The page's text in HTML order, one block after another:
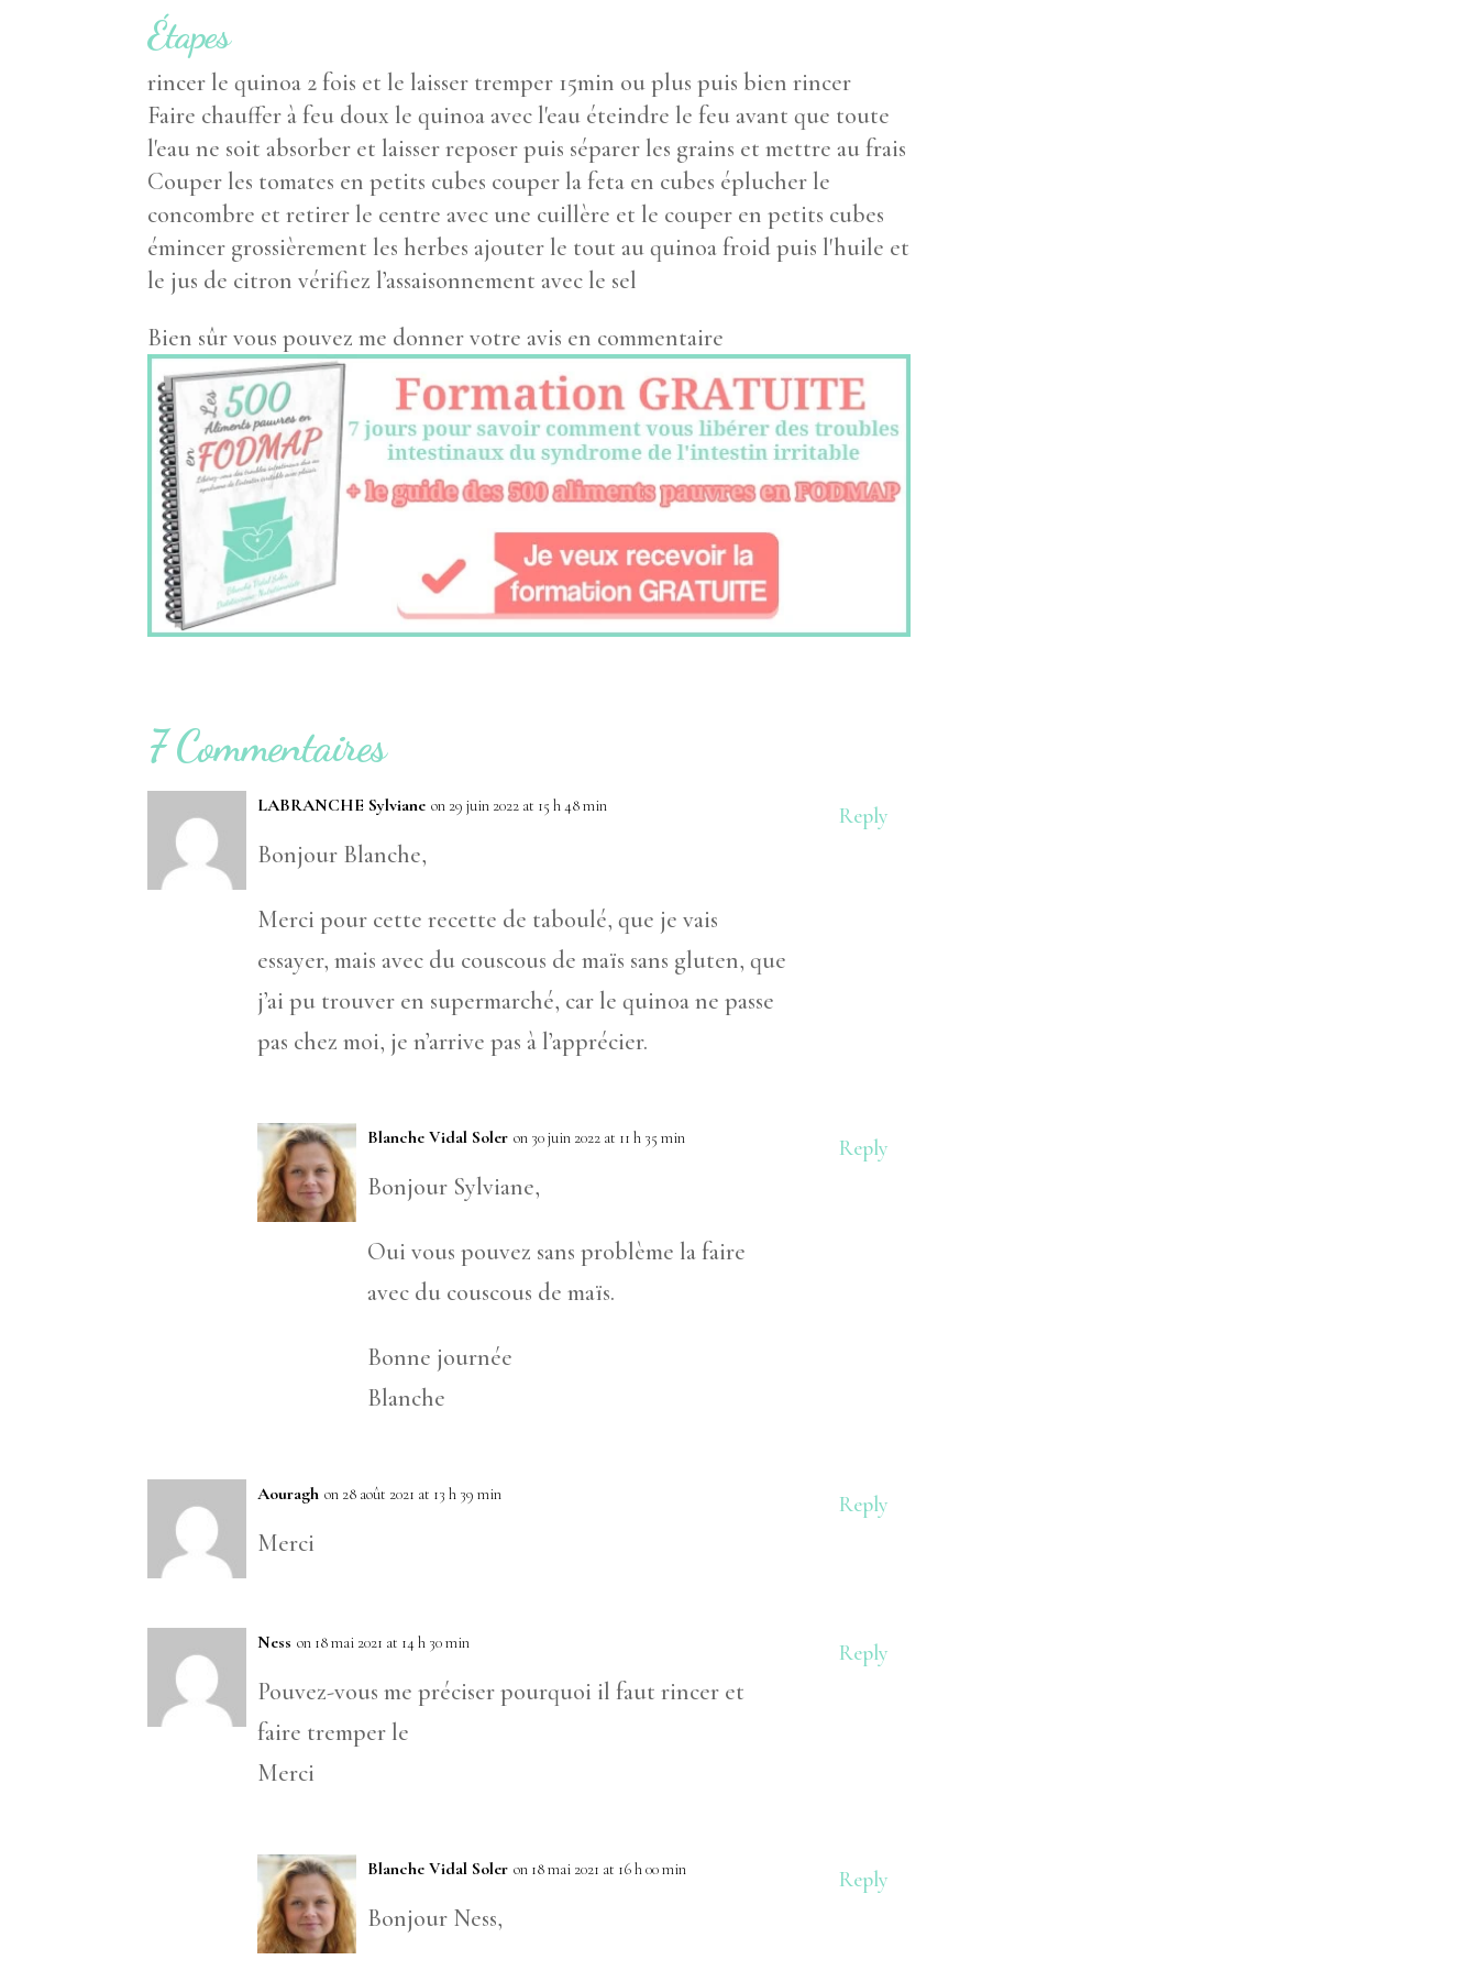
Étapes
rincer le quinoa 2 fois et le laisser tremper 15min ou plus puis bien rincer
Faire chauffer à feu doux le quinoa avec l'eau éteindre le feu avant que toute
l'eau ne soit absorber et laisser reposer puis séparer les grains et mettre au frais
Couper les tomates en petits cubes couper la feta en cubes éplucher le
concombre et retirer le centre avec une cuillère et le couper en petits cubes
émincer grossièrement les herbes ajouter le tout au quinoa froid puis l'huile et
le jus de citron vérifiez l’assaisonnement avec le sel
Bien sûr vous pouvez me donner votre avis en commentaire
7 Commentaires
LABRANCHE Sylviane on 29 juin 2022 at 15 h 48 min
Bonjour Blanche,
Merci pour cette recette de taboulé, que je vais
essayer, mais avec du couscous de maïs sans gluten, que
j’ai pu trouver en supermarché, car le quinoa ne passe
pas chez moi, je n’arrive pas à l’apprécier.
Reply
Blanche Vidal Soler on 30 juin 2022 at 11 h 35 min
Bonjour Sylviane,
Oui vous pouvez sans problème la faire
avec du couscous de maïs.
Bonne journée
Blanche
Reply
Aouragh on 28 août 2021 at 13 h 39 min
Merci
Reply
Ness on 18 mai 2021 at 14 h 30 min
Pouvez-vous me préciser pourquoi il faut rincer et
faire tremper le
Merci
Reply
Blanche Vidal Soler on 18 mai 2021 at 16 h 00 min
Bonjour Ness,
Reply